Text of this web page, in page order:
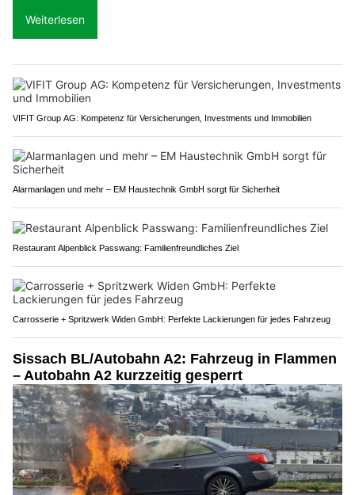
Weiterlesen
VIFIT Group AG: Kompetenz für Versicherungen, Investments und Immobilien
Alarmanlagen und mehr – EM Haustechnik GmbH sorgt für Sicherheit
Restaurant Alpenblick Passwang: Familienfreundliches Ziel
Carrosserie + Spritzwerk Widen GmbH: Perfekte Lackierungen für jedes Fahrzeug
Sissach BL/Autobahn A2: Fahrzeug in Flammen
– Autobahn A2 kurzzeitig gesperrt